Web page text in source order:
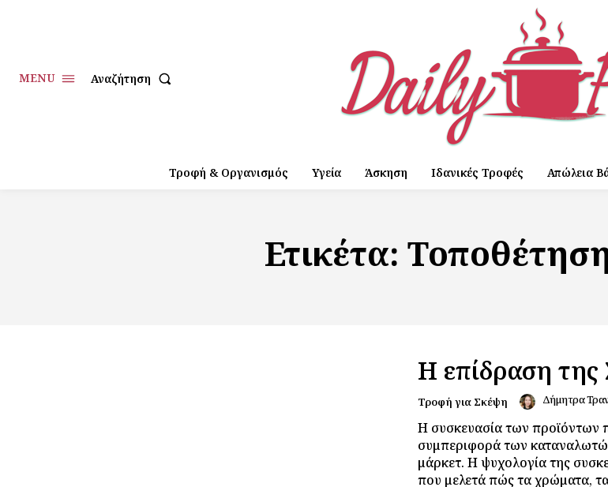
MENU Αναζήτηση
Τροφή & Οργανισμός Υγεία Άσκηση Ιδανικές Τροφές Απώλεια
Ετικέτα:
Η επίδραση της
Τροφή για Σκέψη Δήμητρα
Η συσκευασία των προϊόντων
συμπεριφορά των
μάρκετ. Η ψυχολογία της
που μελετά πώς τα χρώματα,